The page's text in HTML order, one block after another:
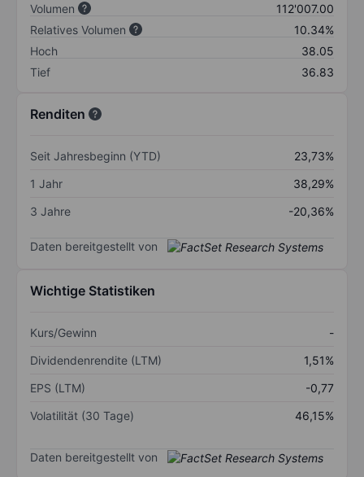
Volumen
112'007.00
Relatives Volumen
10.34%
Hoch
38.05
Tief
36.83
Renditen
Seit Jahresbeginn (YTD)
23,73%
1 Jahr
38,29%
3 Jahre
-20,36%
Daten bereitgestellt von
Wichtige Statistiken
Kurs/Gewinn
-
Dividendenrendite (LTM)
1,51%
EPS (LTM)
-0,77
Volatilität (30 Tage)
46,15%
Daten bereitgestellt von